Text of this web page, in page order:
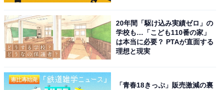
この記事の執筆者：
いもの部
Amazonのセール商品から売れ筋ランキングまで、毎日のお買いも
のがもっと楽しく、もっとお得になる情報をお届け。編集部員によ
20年間「駆け込み実績ゼロ」の
学校も…「こども110番の家」
は本当に必要？ PTAが直面する
理想と現実
「青春18きっぷ」販売激減の裏